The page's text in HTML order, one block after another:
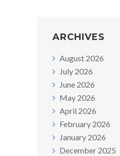
ARCHIVES
August 2026
July 2026
June 2026
May 2026
April 2026
February 2026
January 2026
December 2025